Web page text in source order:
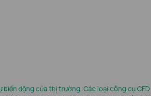
động của thị trường. Các loại công cụ